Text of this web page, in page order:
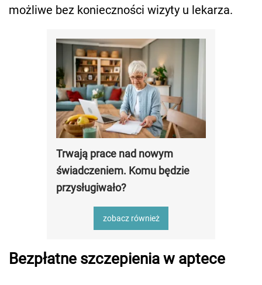
możliwe bez konieczności wizyty u lekarza.
Trwają prace nad nowym
świadczeniem. Komu będzie
przysługiwało?
zobacz również
Bezpłatne szczepienia w aptece